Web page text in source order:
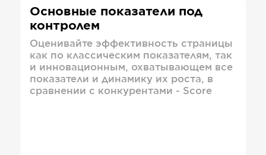
Основные показатели под
контролем
Оценивайте эффективность страницы
как по классическим показателям, так
и инновационным, охватывающем все
показатели и динамику их роста, в
сравнении с конкурентами - Score